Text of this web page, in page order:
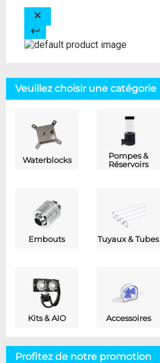
Veuillez choisir une catégorie
Waterblocks
Pompes &
Réservoirs
Embouts Tuyaux & Tubes
Kits & AIO Accessoires
Profitez de notre promotion